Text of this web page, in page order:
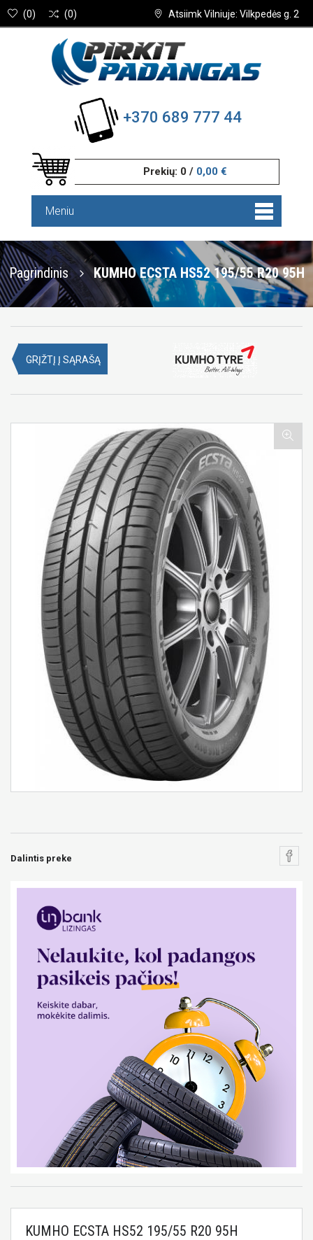
Atsiimk Vilniuje: Vilkpedės g. 2
(0) (0)
+370 689 777 44
Prekių: 0 / 0,00 €
Meniu
Pagrindinis KUMHO ECSTA HS52 195/55 R20 95H
GRĮŽTĮ Į SĄRAŠĄ
Dalintis preke
KUMHO ECSTA HS52 195/55 R20 95H